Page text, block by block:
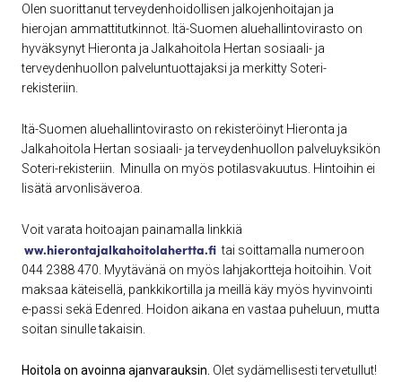
Olen suorittanut terveydenhoidollisen jalkojenhoitajan ja
hierojan ammattitutkinnot. Itä-Suomen aluehallintovirasto on
hyväksynyt Hieronta ja Jalkahoitola Hertan sosiaali- ja
terveydenhuollon palveluntuottajaksi ja merkitty Soteri-
rekisteriin.
Itä-Suomen aluehallintovirasto on rekisteröinyt Hieronta ja
Jalkahoitola Hertan sosiaali- ja terveydenhuollon palveluyksikön
Soteri-rekisteriin. Minulla on myös potilasvakuutus. Hintoihin ei
lisätä arvonlisäveroa.
Voit varata hoitoajan painamalla linkkiä
ww.hierontajalkahoitolahertta.fi tai soittamalla numeroon
044 2388 470. Myytävänä on myös lahjakortteja hoitoihin. Voit
maksaa käteisellä, pankkikortilla ja meillä käy myös hyvinvointi
e-passi sekä Edenred. Hoidon aikana en vastaa puheluun, mutta
soitan sinulle takaisin.
Hoitola on avoinna ajanvarauksin. Olet sydämellisesti tervetullut!